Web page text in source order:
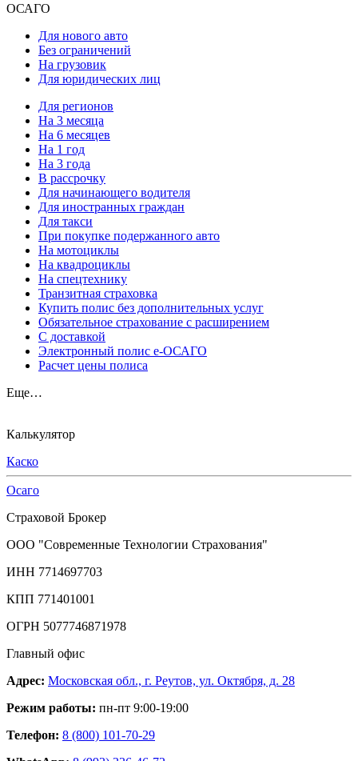
ОСАГО
Для нового авто
Без ограничений
На грузовик
Для юридических лиц
Для регионов
На 3 месяца
На 6 месяцев
На 1 год
На 3 года
В рассрочку
Для начинающего водителя
Для иностранных граждан
Для такси
При покупке подержанного авто
На мотоциклы
На квадроциклы
На спецтехнику
Транзитная страховка
Купить полис без дополнительных услуг
Обязательное страхование с расширением
С доставкой
Электронный полис е-ОСАГО
Расчет цены полиса
Еще…
Калькулятор
Каско
Осаго
Страховой Брокер
ООО "Современные Технологии Страхования"
ИНН 7714697703
КПП 771401001
ОГРН 5077746871978
Главный офис
Адрес: Московская обл., г. Реутов, ул. Октября, д. 28
Режим работы: пн-пт 9:00-19:00
Телефон: 8 (800) 101-70-29